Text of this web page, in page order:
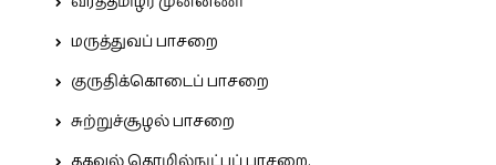
மருத்துவப் பாசறை
குருதிக்கொடைப் பாசறை
சுற்றுச்சூழல் பாசறை